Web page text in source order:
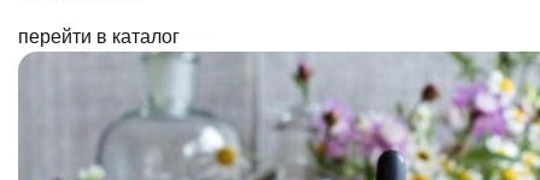
перейти в каталог